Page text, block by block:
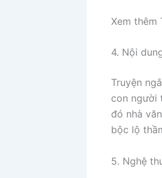
Xem thêm
4. Nội
Truyện
con người
đó nhà
bộc lộ
5. Nghệ